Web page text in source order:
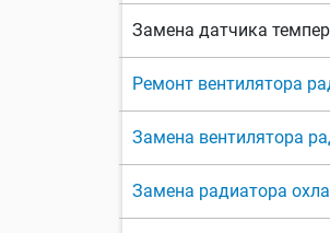
Замена датчика
Ремонт вентилятора
Замена вентилятора
Замена радиатора